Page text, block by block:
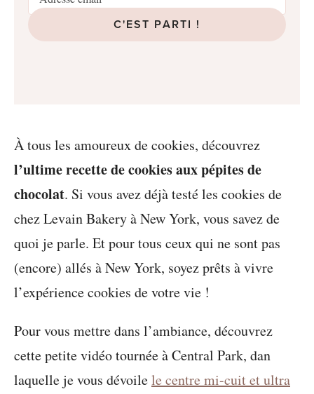
C'EST PARTI !
À tous les amoureux de cookies, découvrez
l’ultime recette de cookies aux pépites de
chocolat. Si vous avez déjà testé les cookies de
chez Levain Bakery à New York, vous savez de
quoi je parle. Et pour tous ceux qui ne sont pas
(encore) allés à New York, soyez prêts à vivre
l’expérience cookies de votre vie !
Pour vous mettre dans l’ambiance, découvrez
cette petite vidéo tournée à Central Park, dan
laquelle je vous dévoilele centre mi-cuit et ultra